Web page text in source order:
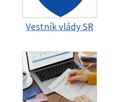
Vestník vlády SR